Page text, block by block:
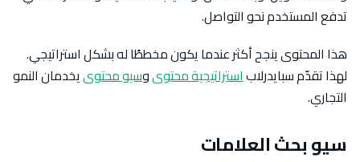
تدفع المستخدم نحو التواصل.
هذا المحتوى ينجح أكثر عندما يكون مخططًا له بشكل استراتيجي.
لهذا تقدّم سبايدرلاباستراتيجية محتوىوسيو محتوىيخدمان النمو
التجاري.
سيو بحث العلامات